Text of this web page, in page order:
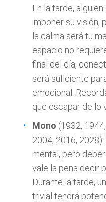
En la tarde,
imponer su visión,
la calma será tu
espacio no
final del día,
será suficiente
emocional.
que escapar de lo
Mono (1932,
2004, 2016,
mental, pero
vale la pena decir
Durante la tarde,
trivial tendrá